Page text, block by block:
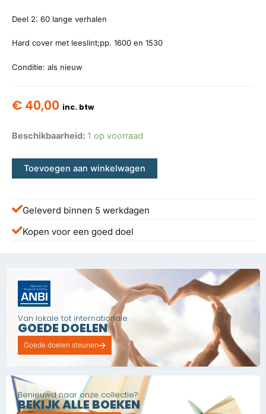
Deel 2: 60 lange verhalen
Hard cover met leeslint;pp. 1600 en 1530
Conditie: als nieuw
€ 40,00 inc. btw
Beschikbaarheid: 1 op voorraad
Toevoegen aan winkelwagen
Geleverd binnen 5 werkdagen
Kopen voor een goed doel
Van lokale tot internationale
GOEDE DOELEN
Goede doelen steunen
Benieuwd naar onze collectie?
BEKIJK ALLE BOEKEN